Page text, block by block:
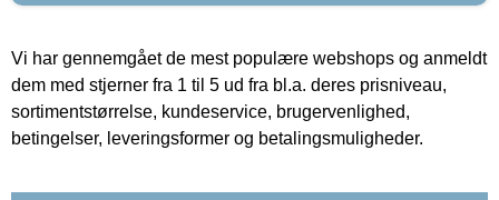
Vi har gennemgået de mest populære webshops og anmeldt
dem med stjerner fra 1 til 5 ud fra bl.a. deres prisniveau,
sortimentstørrelse, kundeservice, brugervenlighed,
betingelser, leveringsformer og betalingsmuligheder.